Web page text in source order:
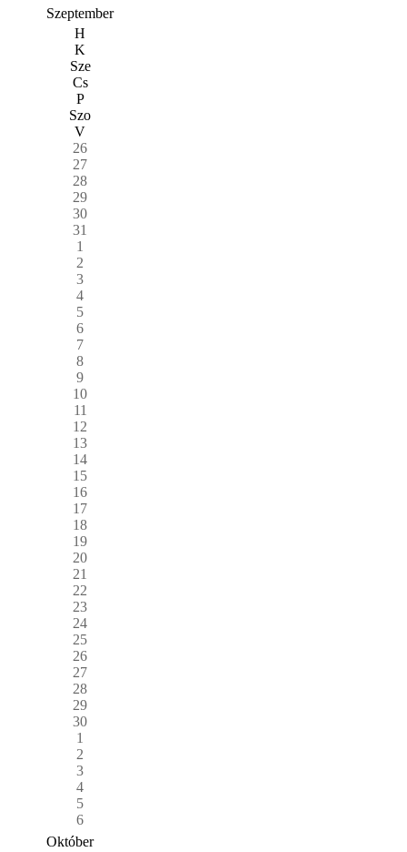
Szeptember
H
K
Sze
Cs
P
Szo
V
26
27
28
29
30
31
1
2
3
4
5
6
7
8
9
10
11
12
13
14
15
16
17
18
19
20
21
22
23
24
25
26
27
28
29
30
1
2
3
4
5
6
Október